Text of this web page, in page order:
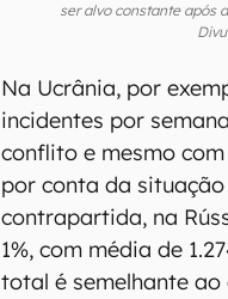
ser alvo constante após
Na Ucrânia, por
incidentes por
conflito e mesmo
por conta da
contrapartida, na
1%, com média de
total é semelhante ao